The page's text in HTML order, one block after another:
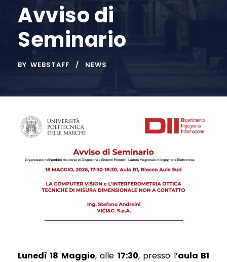
Avviso di
Seminario
BY WEBSTAFF NEWS
Lunedì 18 Maggio, alle 17:30, presso l’aula B1